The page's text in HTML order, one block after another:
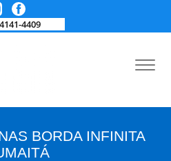
4409
BORDA INFINITA